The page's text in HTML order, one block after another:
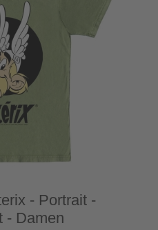
- Portrait -
- Damen